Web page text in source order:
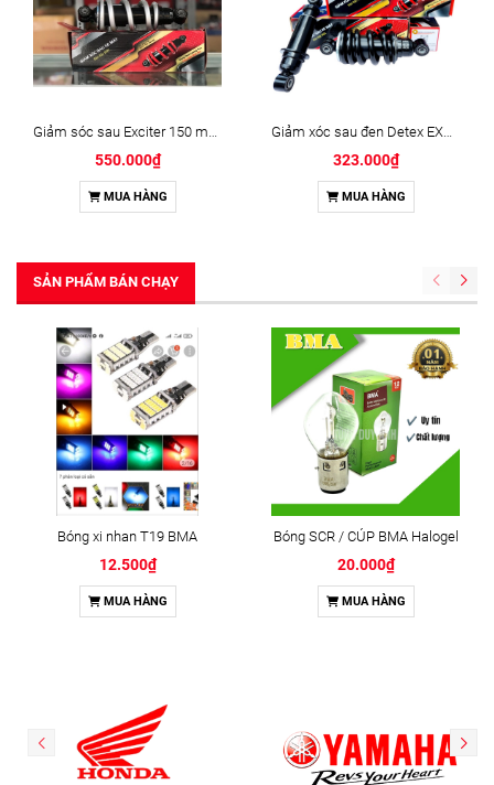
Giảm sóc sau Exciter 150 màu bạc
550.000₫
MUA HÀNG
Giảm xóc sau đen Detex EXCITER 135
323.000₫
MUA HÀNG
SẢN PHẨM BÁN CHẠY
Bóng xi nhan T19 BMA
12.500₫
MUA HÀNG
Bóng SCR / CÚP BMA Halogel
20.000₫
MUA HÀNG